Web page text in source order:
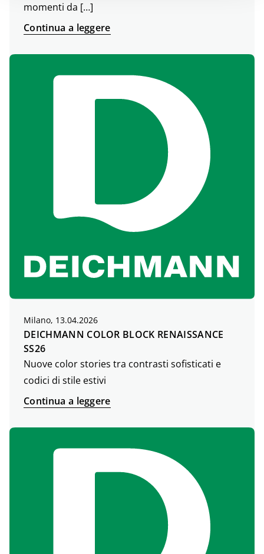
momenti da […]
Continua a leggere
Milano, 13.04.2026
DEICHMANN COLOR BLOCK RENAISSANCE
SS26
Nuove color stories tra contrasti sofisticati e
codici di stile estivi
Continua a leggere